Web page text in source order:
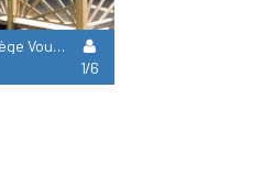
Mobil Home Privilège Vouvant - 3 Chambres
1/6